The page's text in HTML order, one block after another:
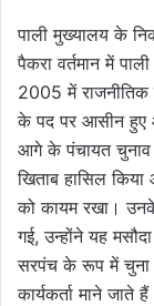
पाली मुख्यालय के
पैकरा वर्तमान में
2005 में
के पद पर आसीन हुए
आगे के पंचायत चुनाव
खिताब हासिल
को कायम रखा।
गई, उन्होंने यह
सरपंच के रूप में चुना
कार्यकर्ता माने जाते